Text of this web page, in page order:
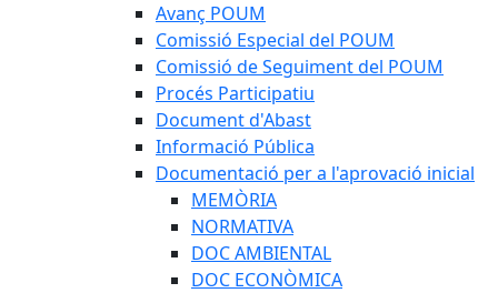
Avanç POUM
Comissió Especial del POUM
Comissió de Seguiment del POUM
Procés Participatiu
Document d'Abast
Informació Pública
Documentació per a l'aprovació inicial
MEMÒRIA
NORMATIVA
DOC AMBIENTAL
DOC ECONÒMICA